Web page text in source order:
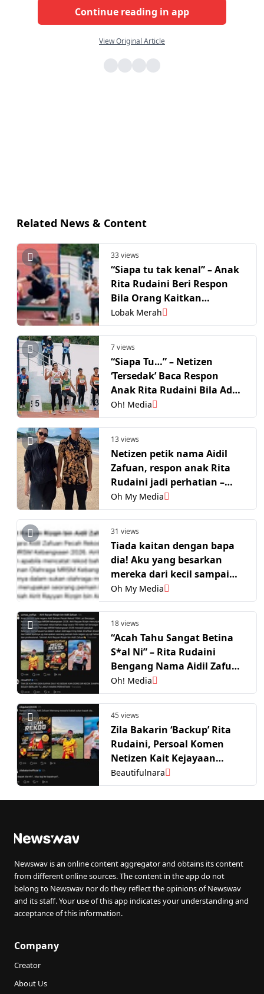
Continue reading in app
View Original Article
Related News & Content
33 views
“Siapa tu tak kenal” – Anak
Rita Rudaini Beri Respon
Bila Orang Kaitkan
Kejayaannya Dengan Aidil
Zafuan
Lobak Merah
7 views
“Siapa Tu…” – Netizen
‘Tersedak’ Baca Respon
Anak Rita Rudaini Bila Ada
Yang Petik Nama Aidil
Zafuan
Oh! Media
13 views
Netizen petik nama Aidil
Zafuan, respon anak Rita
Rudaini jadi perhatian –
“Siapa tu tak kenal?”
Oh My Media
31 views
Tiada kaitan dengan bapa
dia! Aku yang besarkan
mereka dari kecil sampai
boleh berlari- Rita Rudaini
Oh My Media
18 views
“Acah Tahu Sangat Betina
S*al Ni” – Rita Rudaini
Bengang Nama Aidil Zafuan
Dipetik Dalam Kejayaan
Anak
Oh! Media
45 views
Zila Bakarin ‘Backup’ Rita
Rudaini, Persoal Komen
Netizen Kait Kejayaan
Rayyan Dengan Bekas
Suami – “Hidup Lagi Ke
Bapaknye?”
Beautifulnara
Newswav is an online content aggregator and obtains its content
from different online sources. The content in the app do not
belong to Newswav nor do they reflect the opinions of Newswav
and its staff. Your use of this app indicates your understanding and
acceptance of this information.
Company
Creator
About Us